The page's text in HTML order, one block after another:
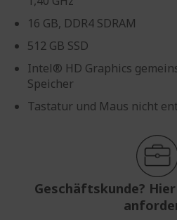
16 GB, DDR4 SDRAM
512 GB SSD
Intel® HD Graphics
Speicher
Tastatur und Maus nicht
Geschäftskunde?